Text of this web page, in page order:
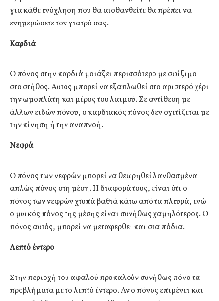
για κάθε ενόχληση που θα αισθανθείτε θα πρέπει να
ενημερώσετε τον γιατρό σας.
Καρδιά
Ο πόνος στην καρδιά μοιάζει περισσότερο με σφίξιμο
στο στήθος. Αυτός μπορεί να εξαπλωθεί στο αριστερό χέρι
την ωμοπλάτη και μέρος του λαιμού. Σε αντίθεση με
άλλων ειδών πόνου, ο καρδιακός πόνος δεν σχετίζεται με
την κίνηση ή την αναπνοή.
Νεφρά
Ο πόνος των νεφρών μπορεί να θεωρηθεί λανθασμένα
απλώς πόνος στη μέση. Η διαφορά τους, είναι ότι ο
πόνος των νεφρών χτυπά βαθιά κάτω από τα πλευρά, ενώ
ο μυικός πόνος της μέσης είναι συνήθως χαμηλότερος. Ο
πόνος αυτός, μπορεί να μεταφερθεί και στα πόδια.
Λεπτό έντερο
Στην περιοχή του αφαλού προκαλούν συνήθως πόνο τα
προβλήματα με το λεπτό έντερο. Αν ο πόνος επιμένει και